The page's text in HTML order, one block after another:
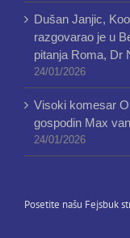
Dušan Janjic,
razgovarao je u
pitanja Roma, Dr
24/01/2026
Visoki komesar
gospodin Max
24/01/2026
Posetite našu Fejsbuk